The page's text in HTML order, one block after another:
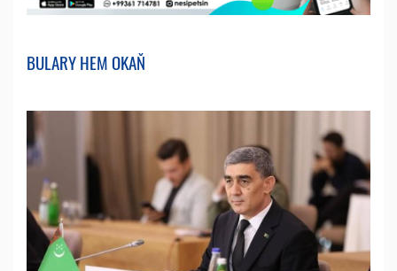
BULARY HEM OKAŇ